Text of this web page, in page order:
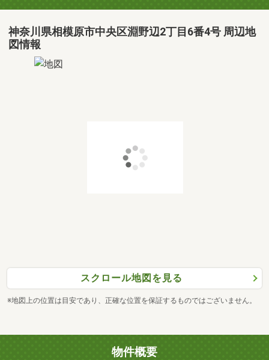
神奈川県相模原市中央区淵野辺2丁目6番4号 周辺地
図情報
スクロール地図を見る
※地図上の位置は目安であり、正確な位置を保証するものではございません。
物件概要